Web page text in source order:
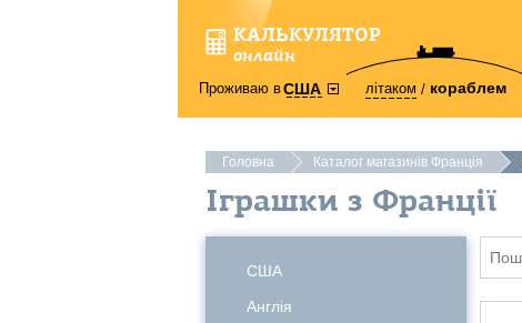
КАЛЬКУЛЯТОР
онлайн
Проживаю вСША літаком кораблем
Головна Каталог магазинів Франція
Іграшки з Франції
США
Англія